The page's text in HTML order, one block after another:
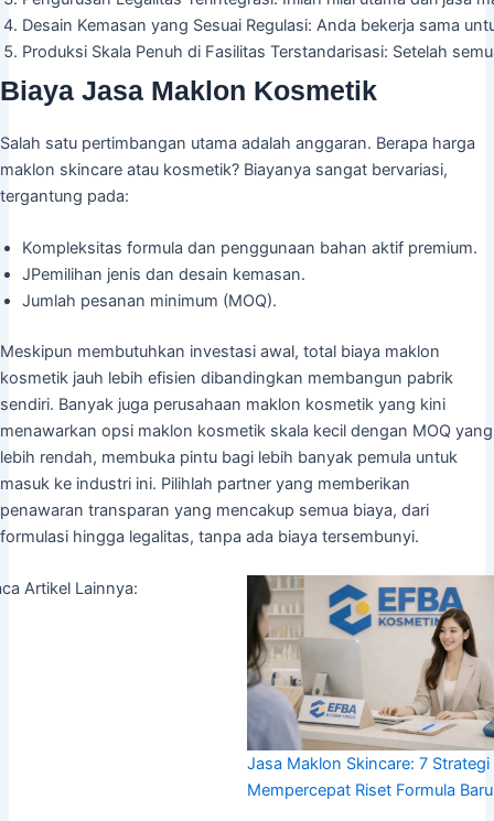
Desain Kemasan yang Sesuai Regulasi: Anda bekerja sama
Produksi Skala Penuh di Fasilitas Terstandarisasi: Setelah
Biaya Jasa Maklon Kosmetik
Salah satu pertimbangan utama adalah anggaran. Berapa harga
maklon skincare atau kosmetik? Biayanya sangat bervariasi,
tergantung pada:
Kompleksitas formula dan penggunaan bahan aktif premium.
JPemilihan jenis dan desain kemasan.
Jumlah pesanan minimum (MOQ).
Meskipun membutuhkan investasi awal, total biaya maklon
kosmetik jauh lebih efisien dibandingkan membangun pabrik
sendiri. Banyak juga perusahaan maklon kosmetik yang kini
menawarkan opsi maklon kosmetik skala kecil dengan MOQ yang
lebih rendah, membuka pintu bagi lebih banyak pemula untuk
masuk ke industri ini. Pilihlah partner yang memberikan
penawaran transparan yang mencakup semua biaya, dari
formulasi hingga legalitas, tanpa ada biaya tersembunyi.
Artikel Lainnya:
Jasa Maklon Skincare: 7 Strategi
Mempercepat Riset Formula Baru